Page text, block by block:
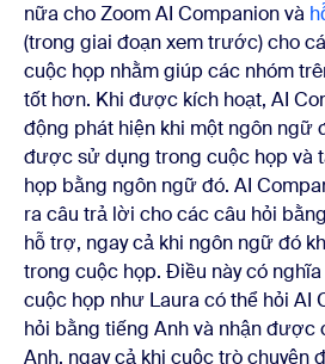
nữa cho Zoom AI Companion và
(trong giai đoạn xem trước) cho
cuộc họp nhằm giúp các nhóm
tốt hơn. Khi được kích hoạt, AI
động phát hiện khi một ngôn ngữ
được sử dụng trong cuộc họp và
họp bằng ngôn ngữ đó. AI
ra câu trả lời cho các câu hỏi
hỗ trợ, ngay cả khi ngôn ngữ đó
trong cuộc họp. Điều này có
cuộc họp như Laura có thể hỏi AI
hỏi bằng tiếng Anh và nhận được
Anh, ngay cả khi cuộc trò chuyện